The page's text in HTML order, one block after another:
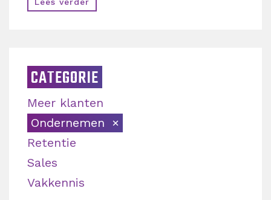
CATEGORIE
Meer klanten
Ondernemen
Retentie
Sales
Vakkennis